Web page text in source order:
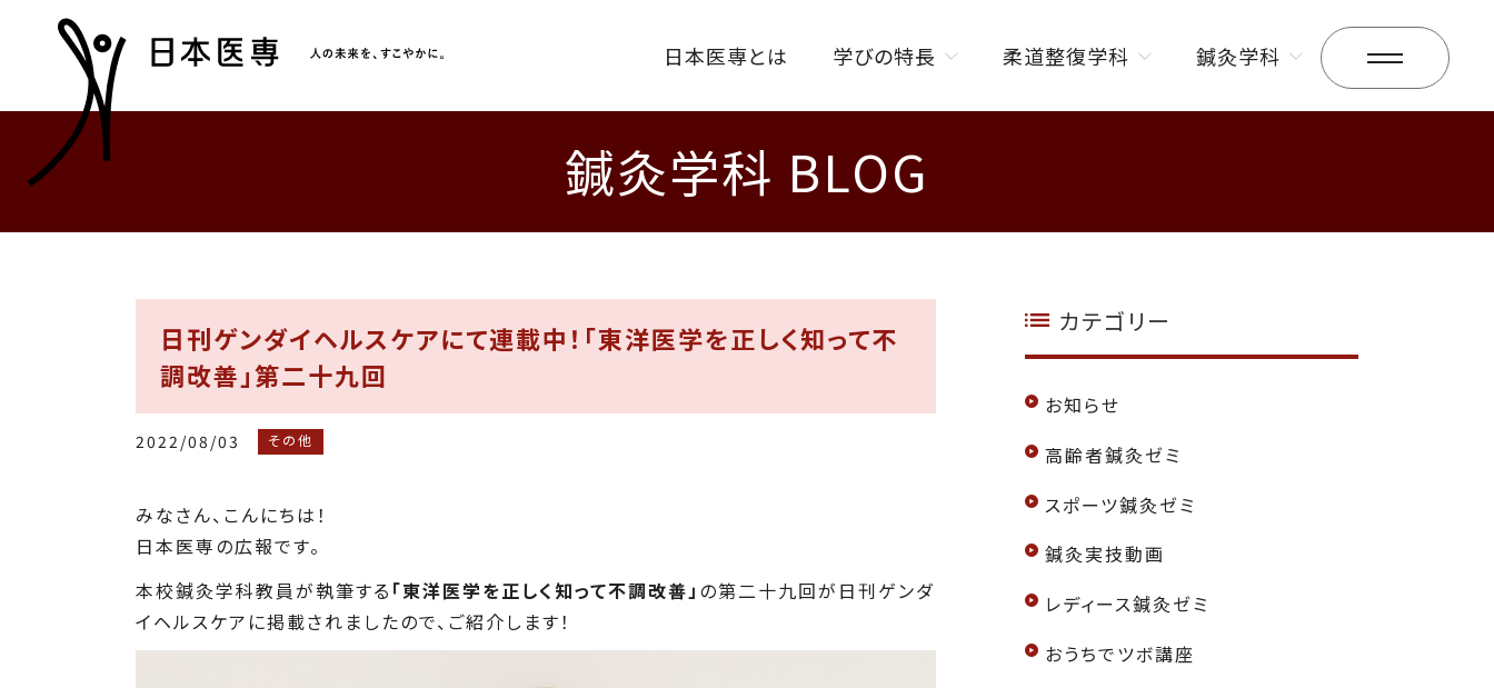
日本医専とは 学びの特長
学びの特長トップ
オンラインを活用した
海外研修制度
W資格取得制度
柔道整復学科 鍼灸学科
鍼灸学科 BLOG
日刊ゲンダイヘルスケアにて連載中！「東洋医学を正しく知って不
調改善」第二十九回
2022/08/03 その他
みなさん、こんにちは！
日本医専の広報です。
本校鍼灸学科教員が執筆する 「東洋医学を正しく知って不調改善」 の第二十九回が日刊ゲンダ
イヘルスケアに掲載されましたので、ご紹介します！
カテゴリー
お知らせ
高齢者鍼灸ゼミ
スポーツ鍼灸ゼミ
鍼灸実技動画
レディース鍼灸ゼミ
おうちでツボ講座